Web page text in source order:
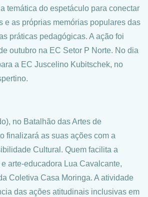
temática do espetáculo para conectar
e as próprias memórias populares das
práticas pedagógicas. A ação foi
outubro na EC Setor P Norte. No dia
a EC Juscelino Kubitschek, no
no Batalhão das Artes de
finalizará as suas ações com a
Cultural. Quem facilita a
arte-educadora Lua Cavalcante,
Coletiva Casa Moringa. A atividade
das ações atitudinais inclusivas em